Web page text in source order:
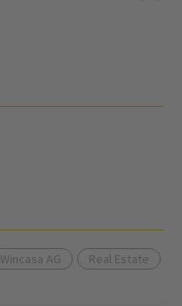
Wincasa AG Real Estate